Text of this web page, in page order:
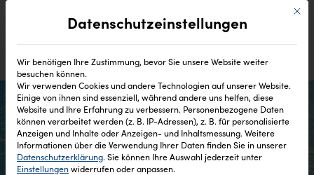
Keine Parabene
Mit
Datenschutzeinstellungen
Wir benötigen Ihre Zustimmung, bevor Sie unsere Website weiter
besuchen können.
Wir verwenden Cookies und andere Technologien auf unserer Website.
Einige von ihnen sind essenziell, während andere uns helfen, diese
Website und Ihre Erfahrung zu verbessern. Personenbezogene Daten
können verarbeitet werden (z. B. IP-Adressen), z. B. für personalisierte
Anzeigen und Inhalte oder Anzeigen- und Inhaltsmessung. Weitere
Informationen über die Verwendung Ihrer Daten finden Sie in unserer
Datenschutzerklärung. Sie können Ihre Auswahl jederzeit unter
Einstellungenwiderrufen oder anpassen.